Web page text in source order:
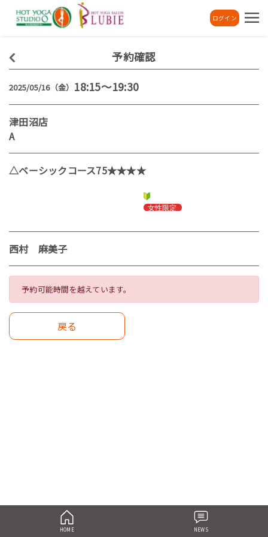
ログイン
予約確認
2025/05/16（金） 18:15～19:30
津田沼店
A
△ベーシックコース75★★★★
西村 麻美子
予約可能時間を越えています。
戻る
HOME NEWS